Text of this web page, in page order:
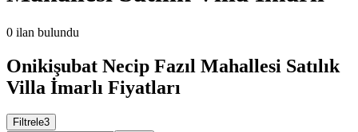
0 ilan bulundu
Onikişubat Necip Fazıl Mahallesi Satılık
Villa İmarlı Fiyatları
Filtrele3